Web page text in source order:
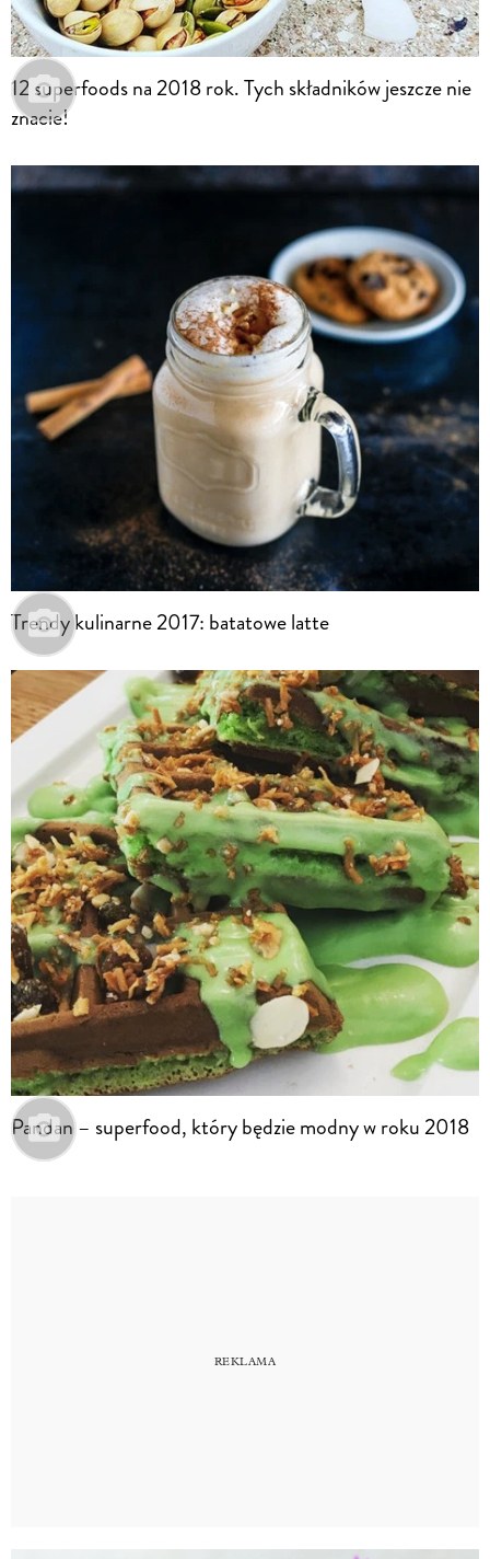
12 superfoods na 2018 rok. Tych składników jeszcze nie
znacie!
Trendy kulinarne 2017: batatowe latte
Pandan – superfood, który będzie modny w roku 2018